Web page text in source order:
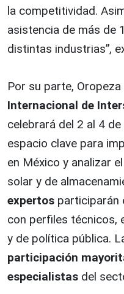
la competitividad.
asistencia de más de
distintas industrias”,
Por su parte,
Internacional de
celebrará del 2 al 4
espacio clave para
en México y analizar
solar y de
expertos participarán
con perfiles técnicos,
y de política pública.
participación
especialistas del